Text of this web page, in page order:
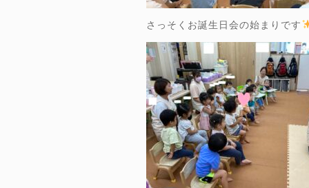
さっそくお誕生日会の始まりです